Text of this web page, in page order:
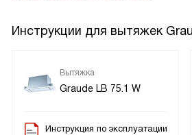
Инструкции для вытяжек
Вытяжка
Graude LB 75.1 W
Инструкция по эксплуатации